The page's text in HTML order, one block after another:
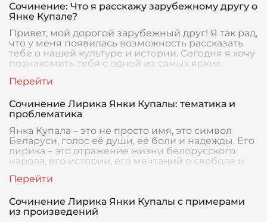
Сочинение: Что я расскажу зарубежному другу о
Янке Купале?
Привет, мой дорогой зарубежный друг! Я так рад,
что у меня появилась возможность рассказать
тебе о нашей культуре и истории. Сегодня я хочу
познакомить тебя с одной из самых ярких
Сочинение Лирика Янки Купалы: тематика и
проблематика
Янка Купала – это не просто имя, это символ
Беларуси, голос её души, её боли и надежды. Его
лирика – это отражение жизни белорусского
народа, его истории, его мечтаний о свободе и
Сочинение Лирика Янки Купалы с примерами
из произведений